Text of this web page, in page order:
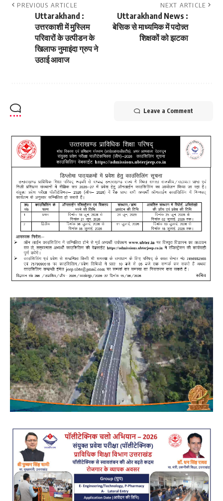
PREVIOUS ARTICLE
Uttarakhand :
उत्तरकाशी में मुस्लिम
परिवारों के उत्पीडन के
खिलाफ नुमाइंदा ग्रुप ने
उठाई आवाज
NEXT ARTICLE
Uttarakhand News :
बेसिक से माध्यमिक में पदोन्न्त
शिक्षकों को झटका
Leave a Comment